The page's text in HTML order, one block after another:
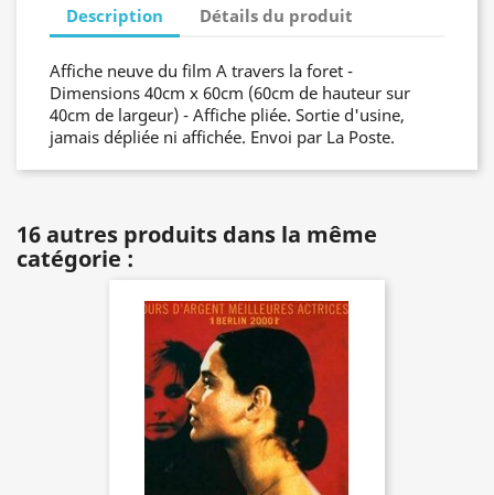
Description Détails du produit
Affiche neuve du film A travers la foret -
Dimensions 40cm x 60cm (60cm de hauteur sur
40cm de largeur) - Affiche pliée. Sortie d'usine,
jamais dépliée ni affichée. Envoi par La Poste.
16 autres produits dans la même
catégorie :